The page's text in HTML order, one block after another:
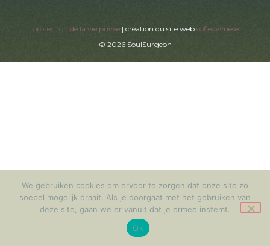
protection de la vie privée| création du site web sofiedevriese
© 2026 SoulSurgeon
We gebruiken cookies om ervoor te zorgen dat onze site zo
soepel mogelijk draait. Als je doorgaat met het gebruiken van
deze site, gaan we er vanuit dat je ermee instemt.
Ok